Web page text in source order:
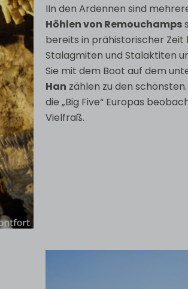
IIn den Ardennen sind
Höhlen von Remouchamps
bereits in prähistorischer Zeit
Stalagmiten und Stalaktiten
Sie mit dem Boot auf dem
Han zählen zu den
die „Big Five“ Europas
Vielfraß.